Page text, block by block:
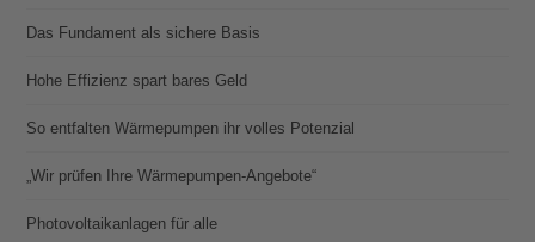
Das Fundament als sichere Basis
Hohe Effizienz spart bares Geld
So entfalten Wärmepumpen ihr volles Potenzial
„Wir prüfen Ihre Wärmepumpen-Angebote“
Photovoltaik­­anlagen für alle